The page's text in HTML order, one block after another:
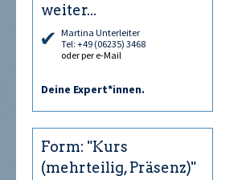
weiter...
Martina Unterleiter
Tel: +49 (06235) 3468
oder per e-Mail
Deine Expert*innen.
Form: "Kurs
(mehrteilig, Präsenz)"